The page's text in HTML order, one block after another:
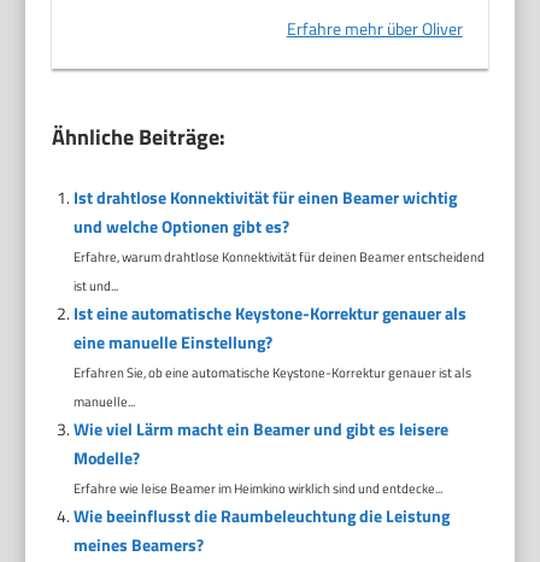
Erfahre mehr über Oliver
Ähnliche Beiträge:
Ist drahtlose Konnektivität für einen Beamer wichtig
und welche Optionen gibt es?
Erfahre, warum drahtlose Konnektivität für deinen Beamer entscheidend
ist und...
Ist eine automatische Keystone-Korrektur genauer als
eine manuelle Einstellung?
Erfahren Sie, ob eine automatische Keystone-Korrektur genauer ist als
manuelle...
Wie viel Lärm macht ein Beamer und gibt es leisere
Modelle?
Erfahre wie leise Beamer im Heimkino wirklich sind und entdecke...
Wie beeinflusst die Raumbeleuchtung die Leistung
meines Beamers?